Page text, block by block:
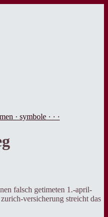
symbole · · ·
falsch getimeten 1.-april-
versicherung streicht das